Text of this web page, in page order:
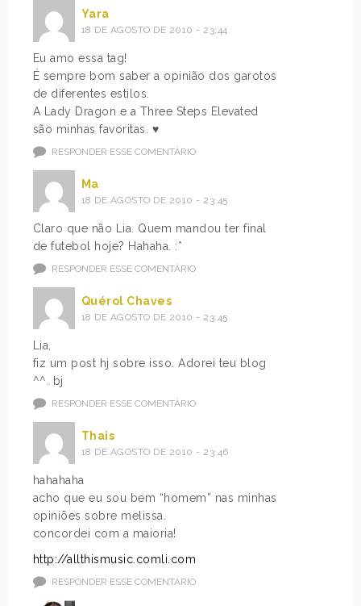
q
u
e
e
l
e
s
p
s
a
m
s
o
e
c
a
a
s
.
S
e
r
á
u
<
/
s
t
r
o
n
e
s
s
e
p
t
é
<
t
n
g
>
e
s
p
c
Yara
18 DE AGOSTO DE 2010 - 23:44
Eu amo essa tag!
É sempre bom saber a opinião dos garotos
de diferentes estilos.
A Lady Dragon e a Three Steps Elevated
são minhas favoritas. ♥
RESPONDER ESSE COMENTÁRIO
Ma
18 DE AGOSTO DE 2010 - 23:45
Claro que não Lia. Quem mandou ter final
de futebol hoje? Hahaha. :*
RESPONDER ESSE COMENTÁRIO
Quérol Chaves
18 DE AGOSTO DE 2010 - 23:45
Lia,
fiz um post hj sobre isso. Adorei teu blog
^^. bj
RESPONDER ESSE COMENTÁRIO
Thais
18 DE AGOSTO DE 2010 - 23:46
hahahaha
acho que eu sou bem “homem” nas minhas
opiniões sobre melissa.
concordei com a maioria!
http://allthismusic.comli.com
RESPONDER ESSE COMENTÁRIO